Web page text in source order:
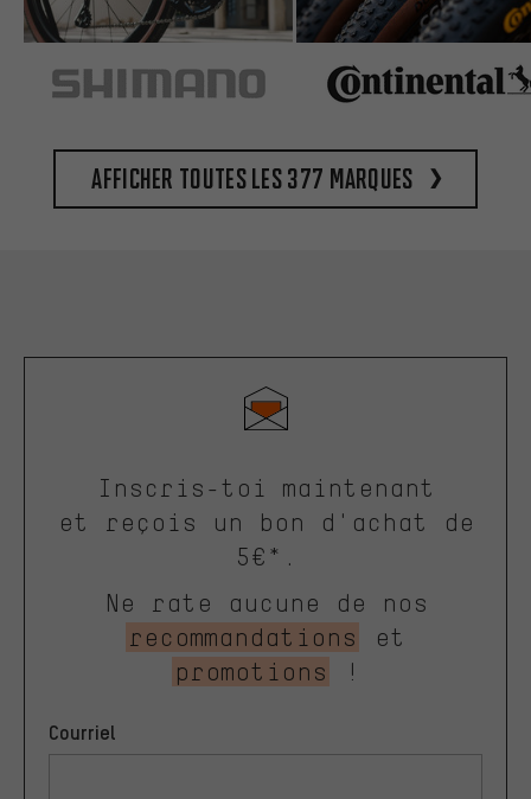
Afficher toutes les 377 marques
Inscris-toi maintenant
et reçois un bon d'achat de
5€*.
Ne rate aucune de nos
recommandations
et
promotions
!
Courriel